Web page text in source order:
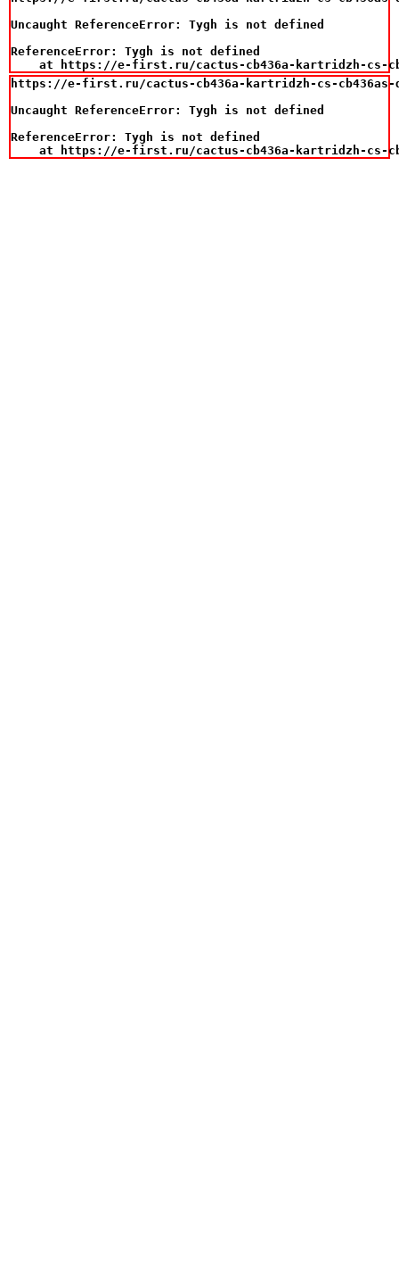
Uncaught ReferenceError: Tygh is not defined
ReferenceError: Tygh is not defined
at https://e-first.ru/cactus-cb436a-kartridzh-
https://e-first.ru/cactus-cb436a-kartridzh-cs-cb436as-
Uncaught ReferenceError: Tygh is not defined
ReferenceError: Tygh is not defined
at https://e-first.ru/cactus-cb436a-kartridzh-